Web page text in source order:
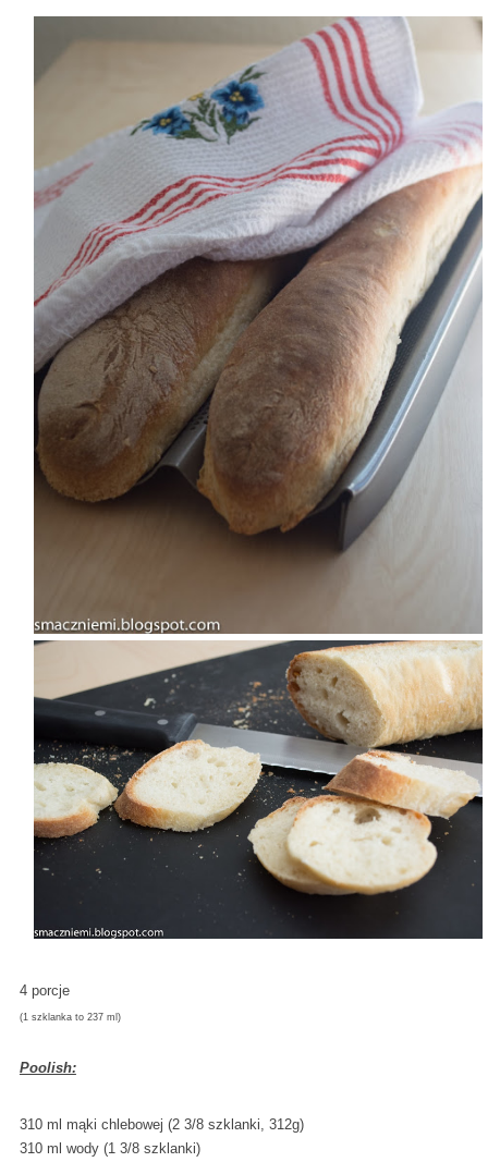
4 porcje
(1 szklanka to 237 ml)
Poolish:
310 ml mąki chlebowej (2 3/8 szklanki, 312g)
310 ml wody (1 3/8 szklanki)